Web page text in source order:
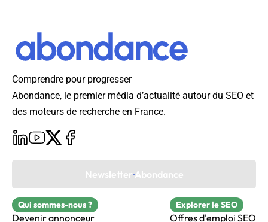
Comprendre pour progresser
Abondance, le premier média d’actualité autour du SEO et
des moteurs de recherche en France.
Newsletter Abondance
Qui sommes-nous ?
Devenir annonceur
Explorer le SEO
Offres d'emploi SEO